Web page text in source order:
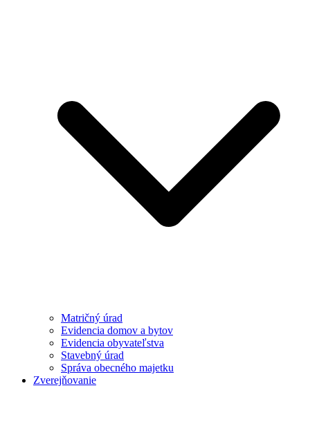
Matričný úrad
Evidencia domov a bytov
Evidencia obyvateľstva
Stavebný úrad
Správa obecného majetku
Zverejňovanie